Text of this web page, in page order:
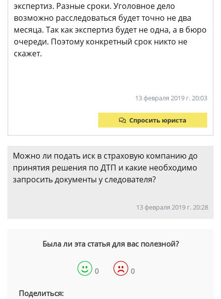
экспертиз. Разные сроки. Уголовное дело
возможно расследоваться будет точно не два
месяца. Так как экспертиз будет не одна, а в бюро
очереди. Поэтому конкретный срок никто не
скажет.
13 февраля 2019 г. 20:03
Спросить юриста
Можно ли подать иск в страховую компанию до
принятия решения по ДТП и какие необходимо
запросить документы у следователя?
13 февраля 2019 г. 20:28
Была ли эта статья для вас полезной?
0 0
Поделиться: